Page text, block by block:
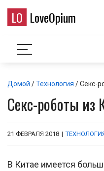
LO LoveOpium
Домой /Технология / Секс-
Секс-роботы из
21 ФЕВРАЛЯ 2018 |
В Китае имеется